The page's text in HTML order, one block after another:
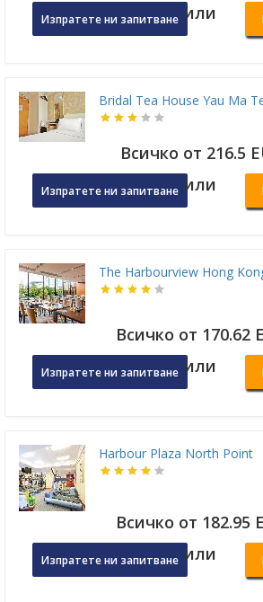
Изпратете ни запитване или
Bridal Tea House Yau Ma
Всичко от 216.5
Изпратете ни запитване или
The Harbourview Hong
Всичко от 170.62
Изпратете ни запитване или
Harbour Plaza North Point
Всичко от 182.95
Изпратете ни запитване или